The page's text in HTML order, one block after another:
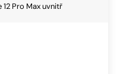
Pro Max uvnitř